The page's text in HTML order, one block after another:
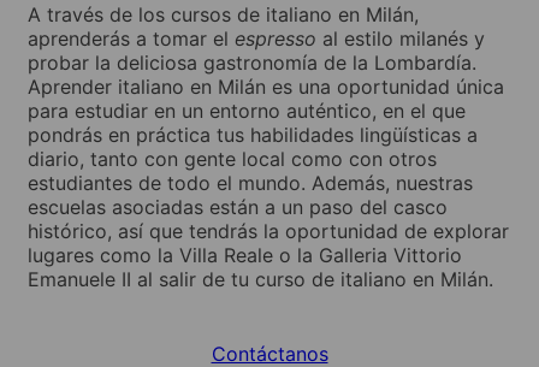
A través de los cursos de italiano en Milán,
aprenderás a tomar el espresso al estilo milanés y
probar la deliciosa gastronomía de la Lombardía.
Aprender italiano en Milán es una oportunidad única
para estudiar en un entorno auténtico, en el que
pondrás en práctica tus habilidades lingüísticas a
diario, tanto con gente local como con otros
estudiantes de todo el mundo. Además, nuestras
escuelas asociadas están a un paso del casco
histórico, así que tendrás la oportunidad de explorar
lugares como la Villa Reale o la Galleria Vittorio
Emanuele II al salir de tu curso de italiano en Milán.
Contáctanos